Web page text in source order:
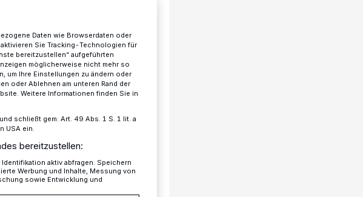
Daten wie Browserdaten oder
Sie Tracking-Technologien für
bereitzustellen“ aufgeführten
möglicherweise nicht mehr so
um Ihre Einstellungen zu ändern oder
oder Ablehnen am unteren Rand der
Weitere Informationen finden Sie in
schließt gem. Art. 49 Abs. 1 S. 1 lit. a
USA ein.
bereitzustellen:
aktiv abfragen. Speichern
Werbung und Inhalte, Messung von
sowie Entwicklung und